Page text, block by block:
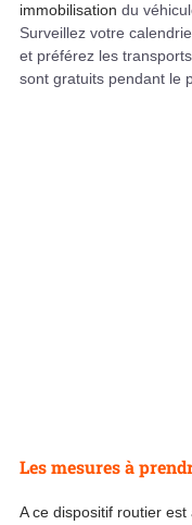
immobilisation du
Surveillez votre
et préférez les
sont gratuits pendant le
Les mesures à
A ce dispositif routier